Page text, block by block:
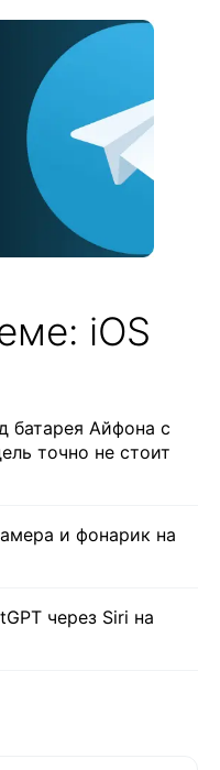
iOS
батарея Айфона с
точно не стоит
и фонарик на
через Siri на